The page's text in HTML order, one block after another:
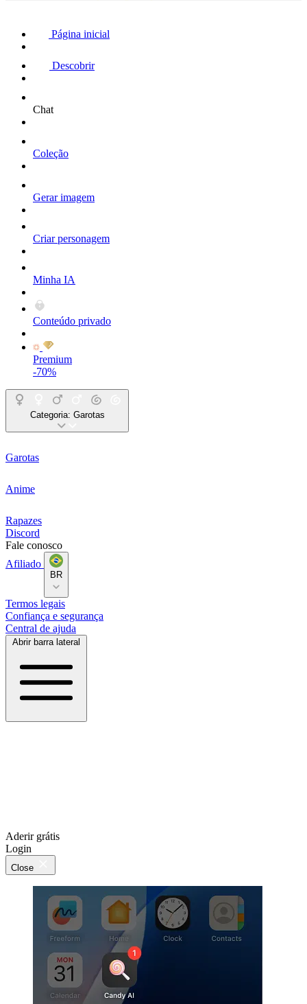
Página inicial
Descobrir
Chat
Coleção
Gerar imagem
Criar personagem
Minha IA
Conteúdo privado
Premium
-70%
Categoria: Garotas
Garotas
Anime
Rapazes
Discord
Fale conosco
Afiliado
BR
Termos legais
Confiança e segurança
Central de ajuda
Abrir barra lateral
Aderir grátis
Login
Close